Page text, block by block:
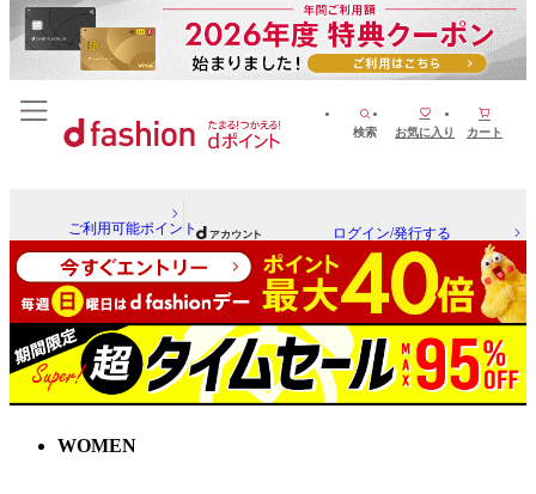
検索 お気に入り カート
ご利用可能ポイント ログイン/発行する
WOMEN